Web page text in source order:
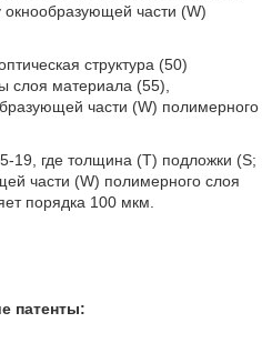
окнообразующей части (W)
структура (50)
слоя материала (55),
части (W) полимерного
19, где толщина (Т) подложки (S;
части (W) полимерного слоя
порядка 100 мкм.
патенты: